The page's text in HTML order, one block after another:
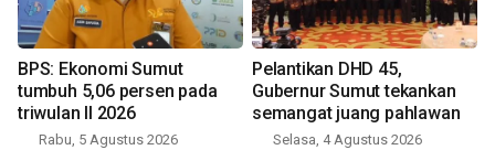
BPS: Ekonomi Sumut
tumbuh 5,06 persen pada
triwulan II 2026
Rabu, 5 Agustus 2026
Pelantikan DHD 45,
Gubernur Sumut tekankan
semangat juang pahlawan
Selasa, 4 Agustus 2026